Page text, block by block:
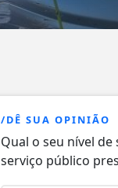
/DÊ SUA OPINIÃO
Qual o seu nível
serviço público